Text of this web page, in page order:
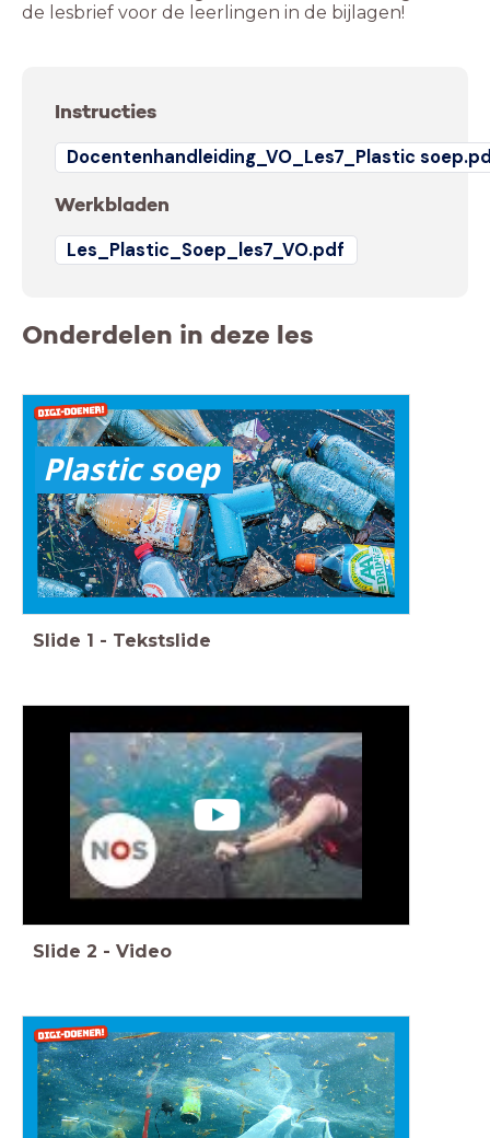
de lesbrief voor de leerlingen in de bijlagen!
Instructies
Docentenhandleiding_VO_Les7_Plastic
Werkbladen
Les_Plastic_Soep_les7_VO.pdf
Onderdelen in deze les
Plastic soep
Slide 1 - Tekstslide
Slide 2 - Video